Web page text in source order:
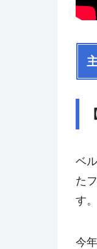
ベ
た
す。
今